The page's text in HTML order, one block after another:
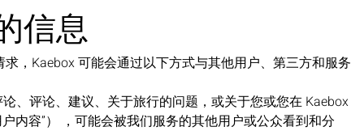
信息
，Kaebox 可能会通过以下方式与其他用户、第三方和服务
、评论、建议、关于旅行的问题，或关于您或您在 Kaebox
内容”） ，可能会被我们服务的其他用户或公众看到和分